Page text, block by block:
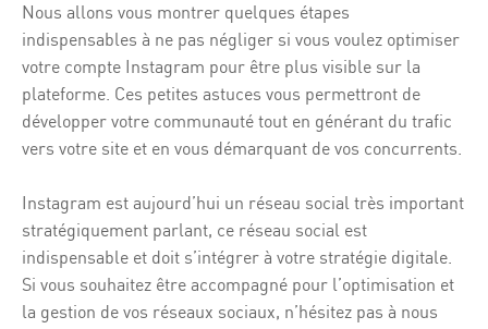
Nous allons vous montrer quelques étapes
indispensables à ne pas négliger si vous voulez optimiser
votre compte Instagram pour être plus visible sur la
plateforme. Ces petites astuces vous permettront de
développer votre communauté tout en générant du trafic
vers votre site et en vous démarquant de vos concurrents.
Instagram est aujourd’hui un réseau social très important
stratégiquement parlant, ce réseau social est
indispensable et doit s’intégrer à votre stratégie digitale.
Si vous souhaitez être accompagné pour l’optimisation et
la gestion de vos réseaux sociaux, n’hésitez pas à nous